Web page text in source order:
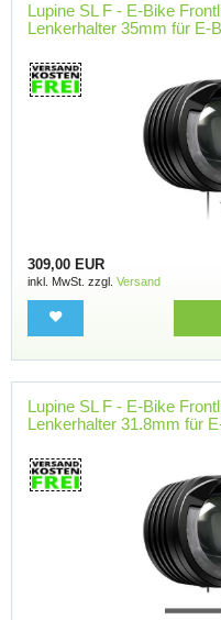
Lupine SL F - E-Bike
Lenkerhalter 35mm für E-
309,00 EUR
inkl. MwSt. zzgl. Versand
Lupine SL F - E-Bike
Lenkerhalter 31.8mm für